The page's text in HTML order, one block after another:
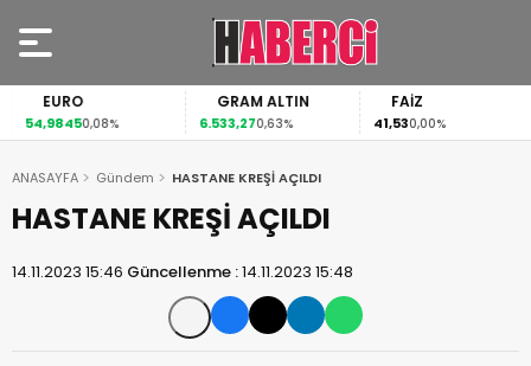
EURO
54,98450,08%
GRAM ALTIN
6.533,270,63%
FAİZ
41,530,00%
ANASAYFA Gündem HASTANE KREŞİ AÇILDI
HASTANE KREŞİ AÇILDI
14.11.2023 15:46 Güncellenme :14.11.2023 15:48